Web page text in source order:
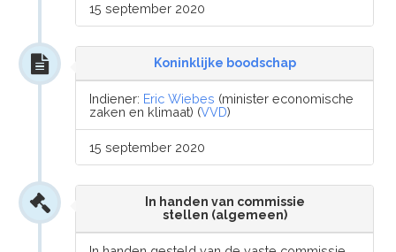
15 september 2020
Koninklijke boodschap
Indiener: Eric Wiebes (minister economische
zaken en klimaat) (VVD)
15 september 2020
In handen van commissie
stellen (algemeen)